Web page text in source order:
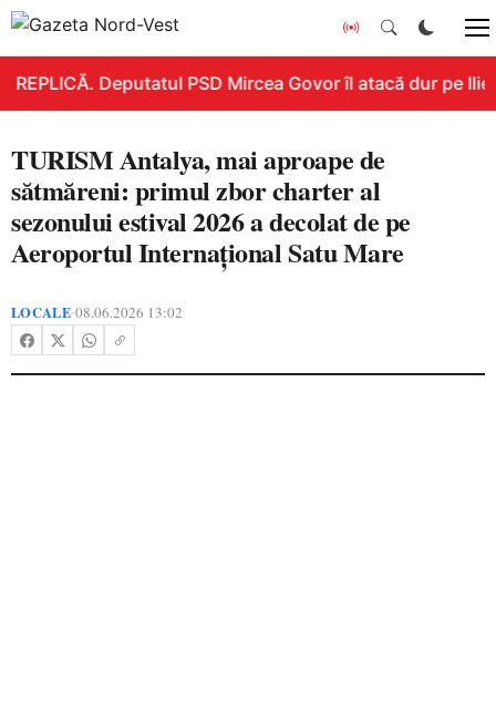
REPLICĂ. Deputatul PSD Mircea Govor îl atacă dur pe
TURISM Antalya, mai aproape de
sătmăreni: primul zbor charter al
sezonului estival 2026 a decolat de pe
Aeroportul Internațional Satu Mare
LOCALE•08.06.2026 13:02